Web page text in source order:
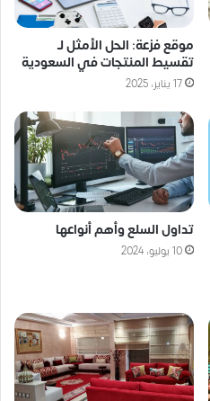
موقع فزعة: الحل الأمثل لـ
تقسيط المنتجات في السعودية
17 يناير، 2025
تداول السلع وأهم أنواعها
10 يوليو، 2024